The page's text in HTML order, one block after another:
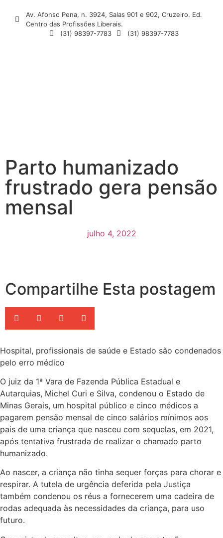
Av. Afonso Pena, n. 3924, Salas 901 e 902, Cruzeiro. Ed.
Centro das Profissões Liberais.
(31) 98397-7783
(31) 98397-7783
Parto humanizado
frustrado gera pensão
mensal
julho 4, 2022
Compartilhe Esta postagem
Hospital, profissionais de saúde e Estado são condenados
pelo erro médico
O juiz da 1ª Vara de Fazenda Pública Estadual e
Autarquias, Michel Curi e Silva, condenou o Estado de
Minas Gerais, um hospital público e cinco médicos a
pagarem pensão mensal de cinco salários mínimos aos
pais de uma criança que nasceu com sequelas, em 2021,
após tentativa frustrada de realizar o chamado parto
humanizado.
Ao nascer, a criança não tinha sequer forças para chorar e
respirar. A tutela de urgência deferida pela Justiça
também condenou os réus a fornecerem uma cadeira de
rodas adequada às necessidades da criança, para uso
futuro.